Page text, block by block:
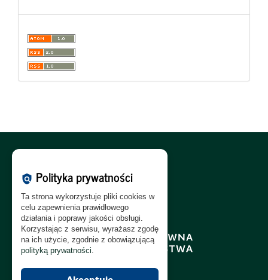
Polityka Prywatności:PL
Polityka RODO:PL|EN
policy Polityka prywatności
Ta strona wykorzystuje pliki cookies w
celu zapewnienia prawidłowego
działania i poprawy jakości obsługi.
Korzystając z serwisu, wyrażasz zgodę
na ich użycie, zgodnie z obowiązującą
polityką prywatności